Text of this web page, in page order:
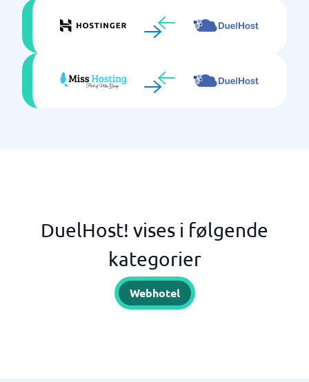
DuelHost! vises i følgende
kategorier
Webhotel